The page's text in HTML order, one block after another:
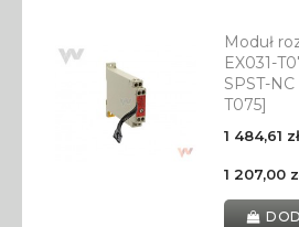
Moduł
EX031-
SPST-NC
T075]
1 484,61 zł
1 207,00